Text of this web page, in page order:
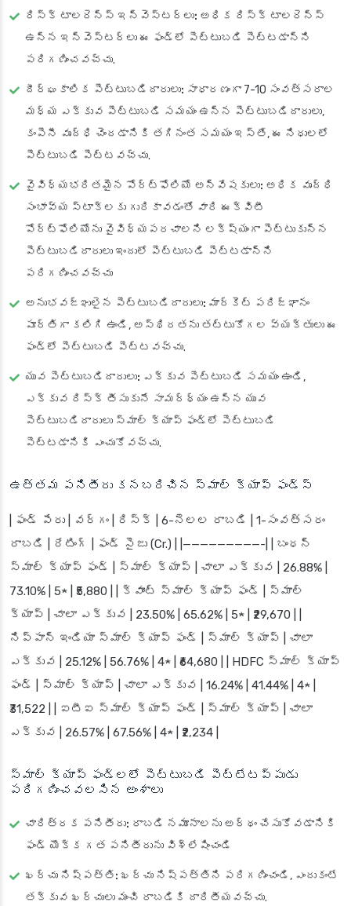
రిస్క్ టాలరెన్స్ ఇన్వెస్టర్లు: అధిక రిస్క్ టాలరెన్స్
ఉన్న ఇన్వెస్టర్లు ఈ ఫండ్‌లో పెట్టుబడి పెట్టడాన్ని
పరిగణించవచ్చు.
దీర్ఘకాలిక పెట్టుబడిదారులు: సాధారణంగా 7-10 సంవత్సరాల
మధ్య ఎక్కువ పెట్టుబడి సమయం ఉన్న పెట్టుబడిదారులు,
కంపెనీ వృద్ధి చెందడానికి తగినంత సమయం ఇస్తే, ఈ నిధులలో
పెట్టుబడి పెట్టవచ్చు.
వైవిధ్యభరితమైన పోర్ట్‌ఫోలియో అన్వేషకులు: అధిక వృద్ధి
సంభావ్య స్టాక్‌లకు గురికావడంతో వారి ఈక్విటీ
పోర్ట్‌ఫోలియోను వైవిధ్యపరచాలని లక్ష్యంగా పెట్టుకున్న
పెట్టుబడిదారులు ఇందులో పెట్టుబడి పెట్టడాన్ని
పరిగణించవచ్చు
అనుభవజ్ఞులైన పెట్టుబడిదారులు: మార్కెట్ పరిజ్ఞానం
పూర్తిగా కలిగి ఉండి, అస్థిరతను తట్టుకోగల వ్యక్తులు ఈ
ఫండ్‌లో పెట్టుబడి పెట్టవచ్చు.
యువ పెట్టుబడిదారులు: ఎక్కువ పెట్టుబడి సమయం ఉండి,
ఎక్కువ రిస్క్ తీసుకునే సామర్థ్యం ఉన్న యువ
పెట్టుబడిదారులు స్మాల్ క్యాప్ ఫండ్‌లో పెట్టుబడి
పెట్టడానికి ఎంచుకోవచ్చు.
ఉత్తమ పనితీరు కనబరిచిన స్మాల్ క్యాప్ ఫండ్స్
| ఫండ్ పేరు | వర్గం | రిస్క్ | 6-నెలల రాబడి | 1-సంవత్సరం
రాబడి | రేటింగ్ | ఫండ్ సైజు (Cr.) | |—————————-| | బంధన్
స్మాల్ క్యాప్ ఫండ్ | స్మాల్ క్యాప్ | చాలా ఎక్కువ | 26.88% |
73.10% | 5★ | ₹5,880 | | క్వాంట్ స్మాల్ క్యాప్ ఫండ్ | స్మాల్
క్యాప్ | చాలా ఎక్కువ | 23.50% | 65.62% | 5★ | ₹29,670 | |
నిప్పాన్ ఇండియా స్మాల్ క్యాప్ ఫండ్ | స్మాల్ క్యాప్ | చాలా
ఎక్కువ | 25.12% | 56.76% | 4★ | ₹64,680 | | HDFC స్మాల్ క్యాప్
ఫండ్ | స్మాల్ క్యాప్ | చాలా ఎక్కువ | 16.24% | 41.44% | 4★ |
₹31,522 | | ఐటీఐ స్మాల్ క్యాప్ ఫండ్ | స్మాల్ క్యాప్ | చాలా
ఎక్కువ | 26.57% | 67.56% | 4★ | ₹2,234 |
స్మాల్ క్యాప్ ఫండ్లలో పెట్టుబడి పెట్టేటప్పుడు
పరిగణించవలసిన అంశాలు
చారిత్రక పనితీరు: రాబడి నమూనాలను అర్థం చేసుకోవడానికి
ఫండ్ యొక్క గత పనితీరును విశ్లేషించండి
ఖర్చు నిష్పత్తి: ఖర్చు నిష్పత్తిని పరిగణించండి, ఎందుకంటే
తక్కువ ఖర్చులు మంచి రాబడికి దారితీయవచ్చు.